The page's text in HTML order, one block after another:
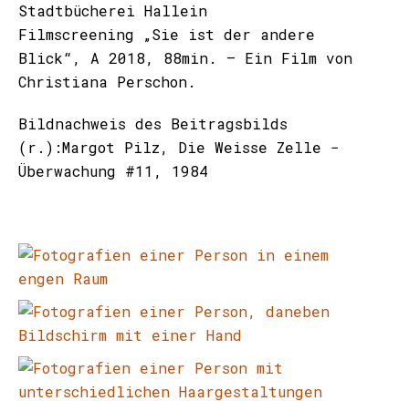
Stadtbücherei Hallein
Filmscreening „Sie ist der andere
Blick“, A 2018, 88min. – Ein Film von
Christiana Perschon.
Bildnachweis des Beitragsbilds
(r.):Margot Pilz, Die Weisse Zelle −
Überwachung #11, 1984